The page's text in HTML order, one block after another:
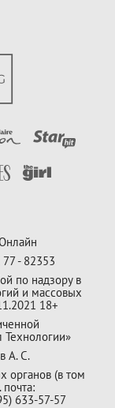
- 82353
по надзору в
и массовых
18+
А. С.
органов (в том
633-57-57